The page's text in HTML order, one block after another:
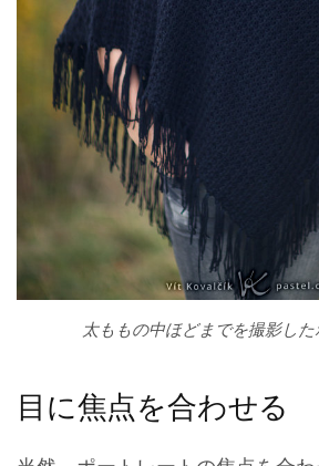
太ももの中ほどまでを撮影した
目に焦点を合わせる